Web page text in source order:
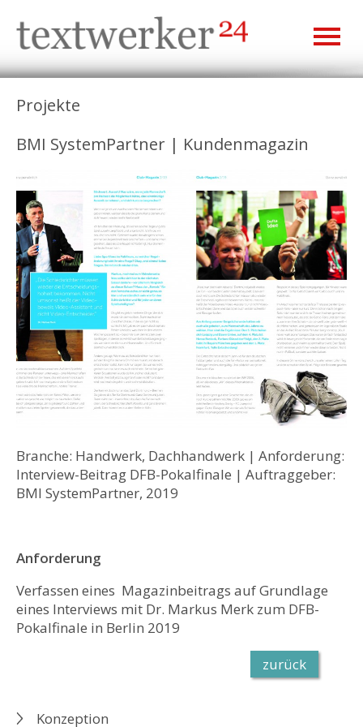
Projekte
BMI SystemPartner | Kundenmagazin
Branche: Handwerk, Dachhandwerk | Anforderung:
Interview-Beitrag DFB-Pokalfinale | Auftraggeber:
BMI SystemPartner, 2019
Anforderung
Verfassen eines Magazinbeitrags auf Grundlage
eines Interviews mit Dr. Markus Merk zum DFB-
Pokalfinale in Berlin 2019
zurück
Konzeption